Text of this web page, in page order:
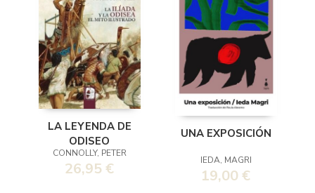
LA LEYENDA DE
ODISEO
CONNOLLY, PETER
26,95 €
UNA EXPOSICIÓN
IEDA, MAGRI
19,00 €